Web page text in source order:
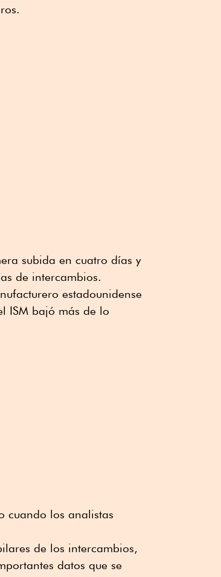
subida en cuatro días y
de intercambios.
estadounidense
ISM bajó más de lo
cuando los analistas
de los intercambios,
datos que se